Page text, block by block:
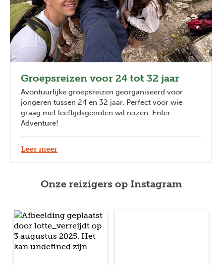
Groepsreizen voor 24 tot 32 jaar
Avontuurlijke groepsreizen georganiseerd voor
jongeren tussen 24 en 32 jaar. Perfect voor wie
graag met leeftijdsgenoten wil reizen. Enter
Adventure!
Lees meer
Onze reizigers op Instagram